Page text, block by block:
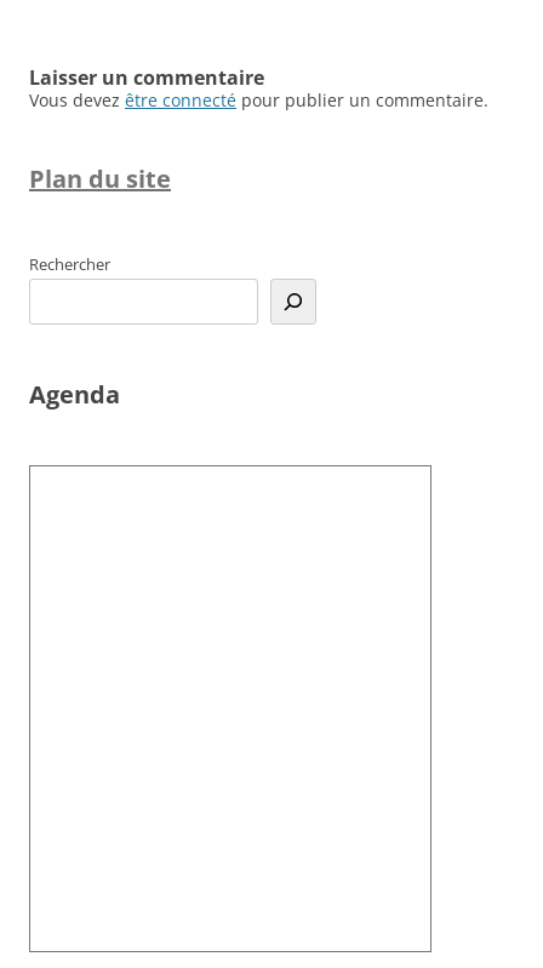
Laisser un commentaire
Vous devez être connecté pour publier un commentaire.
Plan du site
Rechercher
Agenda